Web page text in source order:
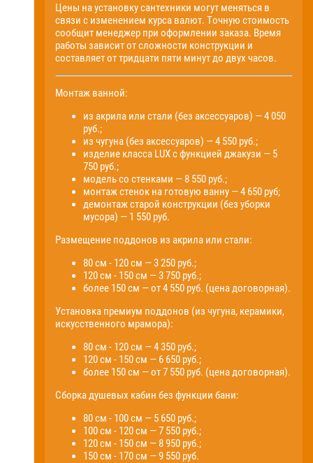
Цены на установку сантехники могут меняться в
связи с изменением курса валют. Точную стоимость
сообщит менеджер при оформлении заказа. Время
работы зависит от сложности конструкции и
составляет от тридцати пяти минут до двух часов.
Монтаж ванной:
из акрила или стали (без аксессуаров) — 4 050
руб.;
из чугуна (без аксессуаров) — 4 550 руб.;
изделие класса LUX с функцией джакузи — 5
750 руб.;
модель со стенками — 8 550 руб.;
монтаж стенок на готовую ванну — 4 650 руб;
демонтаж старой конструкции (без уборки
мусора) — 1 550 руб.
Размещение поддонов из акрила или стали:
80 см - 120 см — 3 250 руб.;
120 см - 150 см — 3 750 руб.;
более 150 см — от 4 550 руб. (цена договорная).
Установка премиум поддонов (из чугуна, керамики,
искусственного мрамора):
80 см - 120 см — 4 350 руб.;
120 см - 150 см — 6 650 руб.;
более 150 см — от 7 550 руб. (цена договорная).
Сборка душевых кабин без функции бани:
80 см - 100 см — 5 650 руб.;
100 см - 120 см — 7 550 руб.;
120 см - 150 см — 8 950 руб.;
150 см - 170 см — 9 550 руб.